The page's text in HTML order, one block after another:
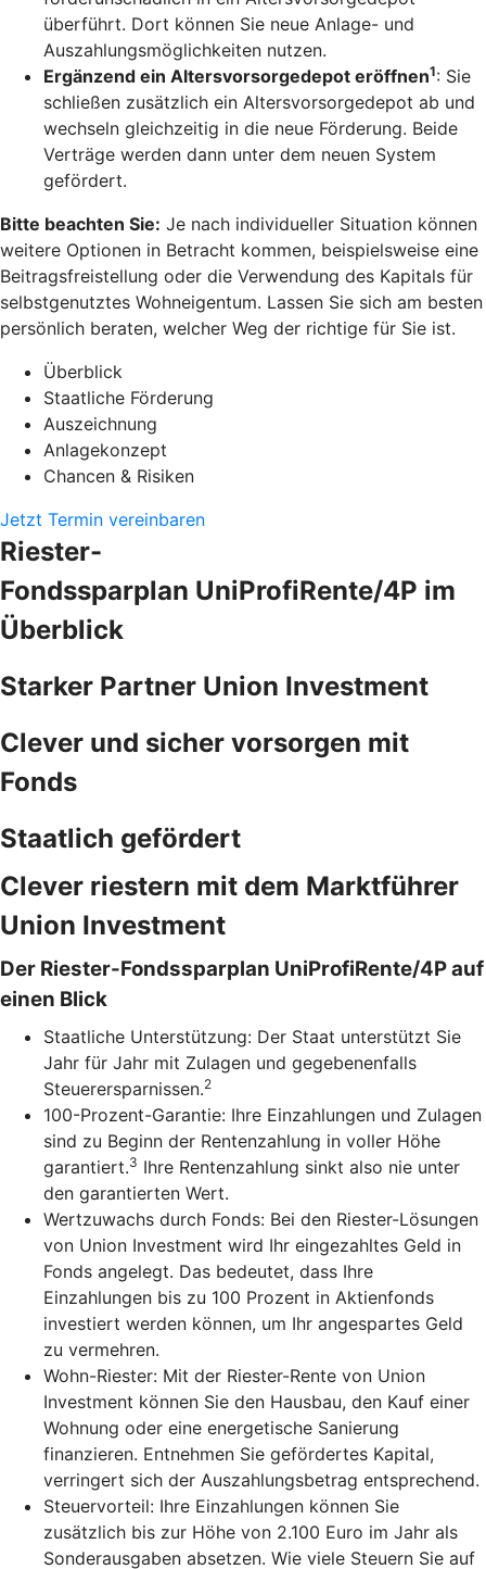
überführt. Dort können Sie neue Anlage- und
Auszahlungsmöglichkeiten nutzen.
Ergänzend ein Altersvorsorgedepot eröffnen1: Sie
schließen zusätzlich ein Altersvorsorgedepot ab und
wechseln gleichzeitig in die neue Förderung. Beide
Verträge werden dann unter dem neuen System
gefördert.
Bitte beachten Sie: Je nach individueller Situation können
weitere Optionen in Betracht kommen, beispielsweise eine
Beitragsfreistellung oder die Verwendung des Kapitals für
selbstgenutztes Wohneigentum. Lassen Sie sich am besten
persönlich beraten, welcher Weg der richtige für Sie ist.
Überblick
Staatliche Förderung
Auszeichnung
Anlagekonzept
Chancen & Risiken
Jetzt Termin vereinbaren
Riester-
Fondssparplan UniProfiRente/4P im
Überblick
Starker Partner Union Investment
Clever und sicher vorsorgen mit
Fonds
Staatlich gefördert
Clever riestern mit dem Marktführer
Union Investment
Der Riester-Fondssparplan UniProfiRente/4P auf
einen Blick
Staatliche Unterstützung: Der Staat unterstützt Sie
Jahr für Jahr mit Zulagen und gegebenenfalls
Steuerersparnissen.2
100-Prozent-Garantie: Ihre Einzahlungen und Zulagen
sind zu Beginn der Rentenzahlung in voller Höhe
garantiert.3 Ihre Rentenzahlung sinkt also nie unter
den garantierten Wert.
Wertzuwachs durch Fonds: Bei den Riester-Lösungen
von Union Investment wird Ihr eingezahltes Geld in
Fonds angelegt. Das bedeutet, dass Ihre
Einzahlungen bis zu 100 Prozent in Aktienfonds
investiert werden können, um Ihr angespartes Geld
zu vermehren.
Wohn-Riester: Mit der Riester-Rente von Union
Investment können Sie den Hausbau, den Kauf einer
Wohnung oder eine energetische Sanierung
finanzieren. Entnehmen Sie gefördertes Kapital,
verringert sich der Auszahlungsbetrag entsprechend.
Steuervorteil: Ihre Einzahlungen können Sie
zusätzlich bis zur Höhe von 2.100 Euro im Jahr als
Sonderausgaben absetzen. Wie viele Steuern Sie auf